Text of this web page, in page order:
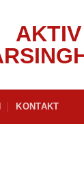
KONTAKT